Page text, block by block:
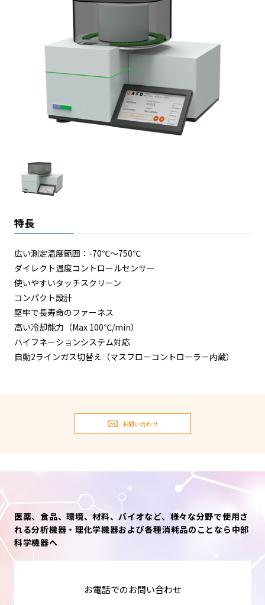
特長
広い測定温度範囲：-70℃～750℃
ダイレクト温度コントロールセンサー
使いやすいタッチスクリーン
コンパクト設計
堅牢で長寿命のファーネス
高い冷却能力（Max 100℃/min）
ハイフネーションシステム対応
自動2ラインガス切替え（マスフローコントローラー内蔵）
お問い合わせ
医薬、食品、環境、材料、バイオなど、様々な分野で使用さ
れる分析機器・理化学機器および各種消耗品のことなら中部
科学機器へ
お電話でのお問い合わせ